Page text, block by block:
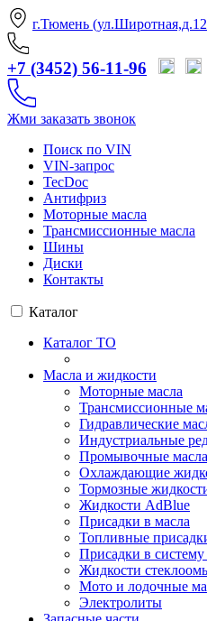
г.Тюмень
+7 (3452) 56-11-96
Жми заказать звонок
Поиск по VIN
VIN-запрос
TecDoc
Антифриз
Моторные масла
Трансмиссионные масла
Шины
Диски
Контакты
Каталог
Каталог ТО
Масла и жидкости
Моторные масла
Трансмиссионные
Гидравлические
Индустриальные
Промывочные масла
Охлаждающие
Тормозные
Жидкости AdBlue
Присадки в масла
Топливные
Присадки в
Жидкости
Мото и лодочные
Электролиты